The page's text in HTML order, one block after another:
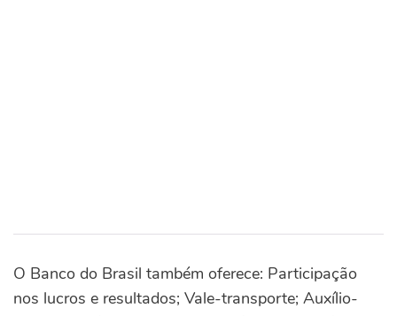
O Banco do Brasil também oferece: Participação
nos lucros e resultados; Vale-transporte; Auxílio-